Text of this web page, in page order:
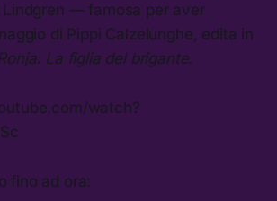
Lindgren — famosa per aver
di Pippi Calzelunghe, edita in
La figlia del brigante.
watch?
fino ad ora: